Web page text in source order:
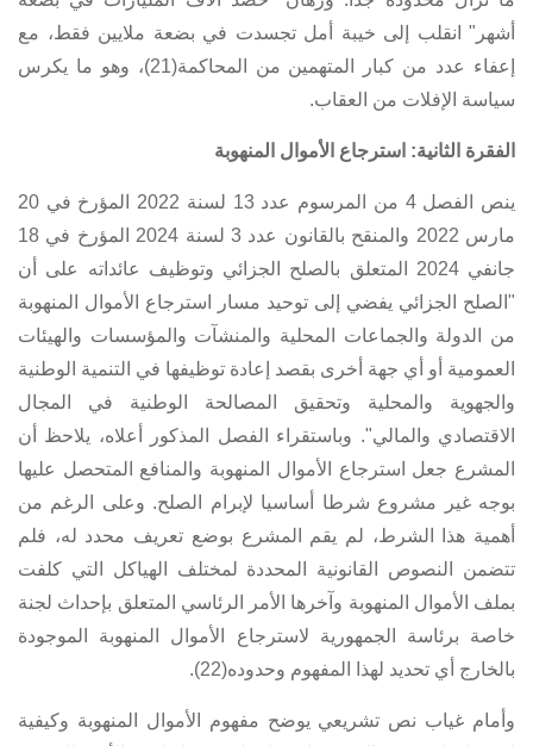
أشهر" انقلب إلى خيبة أمل تجسدت في بضعة ملايين فقط، مع
إعفاء عدد من كبار المتهمين من المحاكمة(21)، وهو ما يكرس
سياسة الإفلات من العقاب.
الفقرة الثانية: استرجاع الأموال المنهوبة
ينص
الفصل 4 من المرسوم عدد 13 لسنة 2022 المؤرخ في 20
مارس 2022
والمنقح
بالقانون عدد 3 لسنة 2024 المؤرخ في 18
جانفي 2024 المتعلق بالصلح الجزائي وتوظيف عائداته
على أن
"الصلح الجزائي يفضي إلى توحيد مسار استرجاع الأموال المنهوبة
من الدولة والجماعات المحلية والمنشآت والمؤسسات والهيئات
العمومية أو أي جهة أخرى بقصد إعادة توظيفها في التنمية الوطنية
والجهوية والمحلية وتحقيق المصالحة الوطنية في المجال
الاقتصادي والمالي". وباستقراء الفصل المذكور أعلاه، يلاحظ أن
المشرع جعل استرجاع الأموال المنهوبة والمنافع المتحصل عليها
بوجه غير مشروع شرطا أساسيا لإبرام الصلح. وعلى الرغم من
أهمية هذا الشرط، لم يقم المشرع بوضع تعريف محدد له، فلم
تتضمن النصوص القانونية المحددة لمختلف الهياكل التي كلفت
بملف الأموال المنهوبة وآخرها الأمر الرئاسي المتعلق بإحداث لجنة
خاصة برئاسة الجمهورية لاسترجاع الأموال المنهوبة الموجودة
بالخارج أي تحديد لهذا المفهوم وحدوده(22).
وأمام غياب نص تشريعي يوضح مفهوم الأموال المنهوبة وكيفية